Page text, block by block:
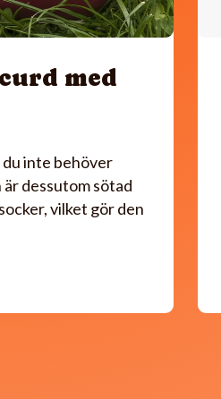
med
du inte behöver
dessutom sötad
vilket gör den